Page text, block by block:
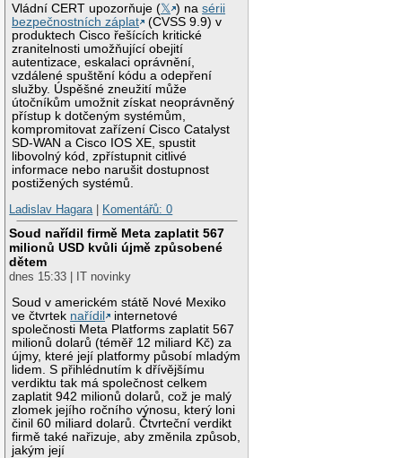
Vládní CERT upozorňuje (𝕏 ) nasérii
bezpečnostních záplat
(CVSS 9.9) v
produktech Cisco řešících kritické
zranitelnosti umožňující obejití
autentizace, eskalaci oprávnění,
vzdálené spuštění kódu a odepření
služby. Úspěšné zneužití může
útočníkům umožnit získat neoprávněný
přístup k dotčeným systémům,
kompromitovat zařízení Cisco Catalyst
SD-WAN a Cisco IOS XE, spustit
libovolný kód, zpřístupnit citlivé
informace nebo narušit dostupnost
postižených systémů.
Ladislav Hagara| Komentářů: 0
Soud nařídil firmě Meta zaplatit 567
milionů USD kvůli újmě způsobené
dětem
dnes 15:33 | IT novinky
Soud v americkém státě Nové Mexiko
ve čtvrtek nařídil
internetové
společnosti Meta Platforms zaplatit 567
milionů dolarů (téměř 12 miliard Kč) za
újmy, které její platformy působí mladým
lidem. S přihlédnutím k dřívějšímu
verdiktu tak má společnost celkem
zaplatit 942 milionů dolarů, což je malý
zlomek jejího ročního výnosu, který loni
činil 60 miliard dolarů. Čtvrteční verdikt
firmě také nařizuje, aby změnila způsob,
jakým její